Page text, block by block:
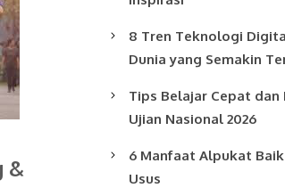
&
8 Tren Teknologi
Dunia yang Semakin
Tips Belajar Cepat
Ujian Nasional 2026
6 Manfaat Alpukat
Usus